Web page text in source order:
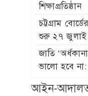
শিক্ষাপ্রতিষ্ঠান
চট্টগ্রাম
শুরু ২৭ জুলাই
জাতি
ভালো হবে না:
আইন-